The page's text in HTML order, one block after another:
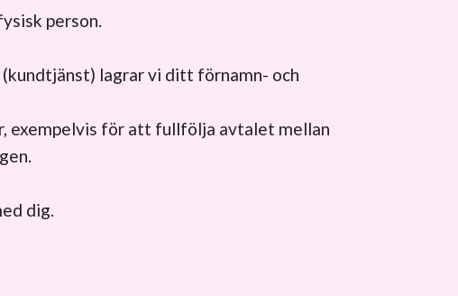
person.
lagrar vi ditt förnamn- och
exempelvis för att fullfölja avtalet mellan
dig.